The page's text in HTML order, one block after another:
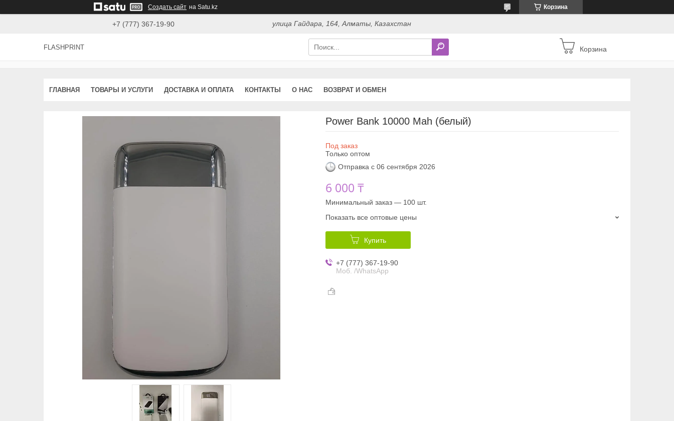
Создать сайт на Satu.kz Корзина
+7 (777) 367-19-90 улица Гайдара, 164, Алматы, Казахстан
FLASHPRINT Корзина
ГЛАВНАЯ ТОВАРЫ И УСЛУГИ ДОСТАВКА И ОПЛАТА КОНТАКТЫ О НАС ВОЗВРАТ И ОБМЕН
Power Bank 10000 Mah (белый)
Под заказ
Только оптом
Отправка с 06 сентября 2026
6 000 ₸
Минимальный заказ — 100 шт.
Показать все оптовые цены
Купить
+7 (777) 367-19-90
Моб. /WhatsApp